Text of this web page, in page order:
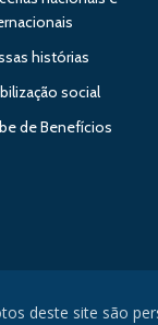
histórias
social
de Benefícios
deste site são